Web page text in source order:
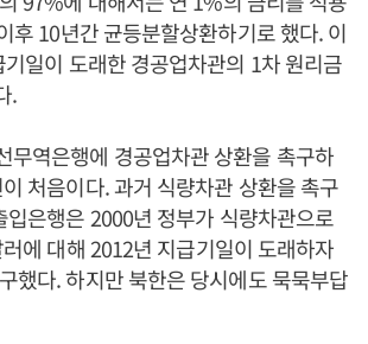
후 10년간 균등분할상환하기로 했다. 이
일이 도래한 경공업차관의 1차 원리금
.
무역은행에 경공업차관 상환을 촉구하
처음이다. 과거 식량차관 상환을 촉구
입은행은 2000년 정부가 식량차관으로
에 대해 2012년 지급기일이 도래하자
했다. 하지만 북한은 당시에도 묵묵부답